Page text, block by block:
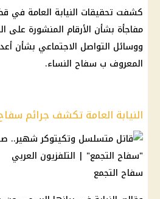
كشفت تحقيقات النيابة العامة في
مفاجأة بشأن الأرقام المنشورة على
ووسائل التواصل الاجتماعي بشأن
المعروف ب سفاح النساء.
النيابة العامة تكشف جرائم سفاح
سفاح التجمع